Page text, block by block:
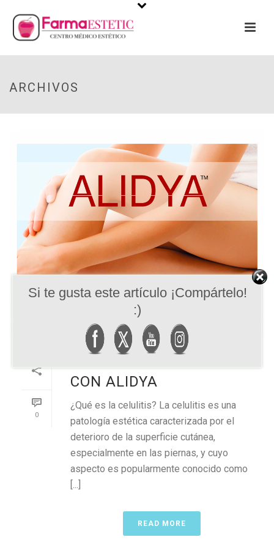
ARCHIVOS
0
CON ALIDYA
¿Qué es la celulitis? La celulitis es una
patología estética caracterizada por el
deterioro de la superficie cutánea,
especialmente en las piernas, y cuyo
aspecto es popularmente conocido como
[...]
READ MORE
Si te gusta este artículo ¡Compártelo!
:)